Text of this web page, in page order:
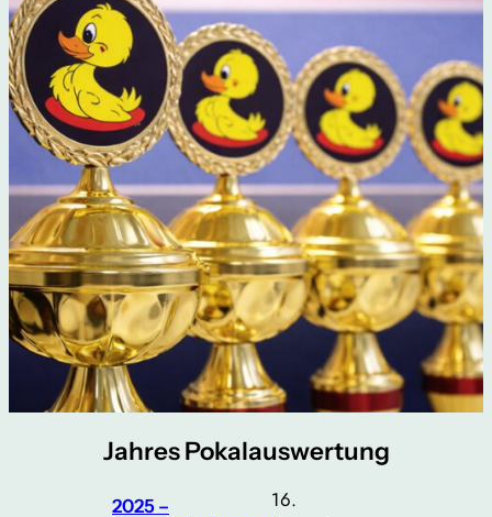
Jahres Pokalauswertung
2025 –
16.